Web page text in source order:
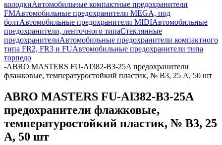
колодкиАвтомобильные компактные предохранители
FMАвтомобильные предохранители MEGA, под
болтАвтомобильные предохранители MIDIАвтомобильные
предохранители, ленточного типаСтеклянные
предохранителиАвтомобильные предохранители компактного
типа FR2, FR3 и FUАвтомобильные предохранители типа
торпедо
-ABRO MASTERS FU-AI382-B3-25A предохранители
флажковые, температуростойкий пластик, № B3, 25 А, 50 шт
ABRO MASTERS FU-AI382-B3-25A
предохранители флажковые,
температуростойкий пластик, № B3, 25
А, 50 шт